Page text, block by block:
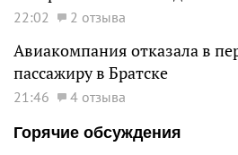
22:02 2 отзыва
Авиакомпания отказала в
пассажиру в Братске
21:46
4 отзыва
Горячие обсуждения